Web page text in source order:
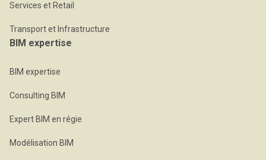
Services et Retail
Transport et Infrastructure
BIM expertise
BIM expertise
Consulting BIM
Expert BIM en régie
Modélisation BIM